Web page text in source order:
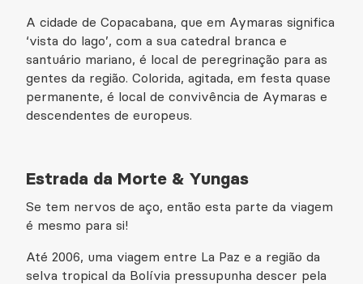
A cidade de Copacabana, que em Aymaras significa
‘vista do lago’, com a sua catedral branca e
santuário mariano, é local de peregrinação para as
gentes da região. Colorida, agitada, em festa quase
permanente, é local de convivência de Aymaras e
descendentes de europeus.
Estrada da Morte & Yungas
Se tem nervos de aço, então esta parte da viagem
é mesmo para si!
Até 2006, uma viagem entre La Paz e a região da
selva tropical da Bolívia pressupunha descer pela